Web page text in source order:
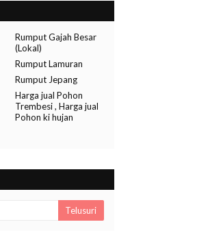
Rumput Gajah Besar
(Lokal)
Rumput Lamuran
Rumput Jepang
Harga jual Pohon
Trembesi , Harga jual
Pohon ki hujan